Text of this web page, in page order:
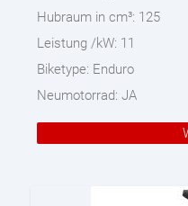
Hubraum in cm³: 125
Leistung /kW: 11
Biketype: Enduro
Neumotorrad: JA